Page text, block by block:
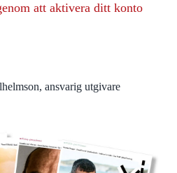
att aktivera ditt konto
ansvarig utgivare